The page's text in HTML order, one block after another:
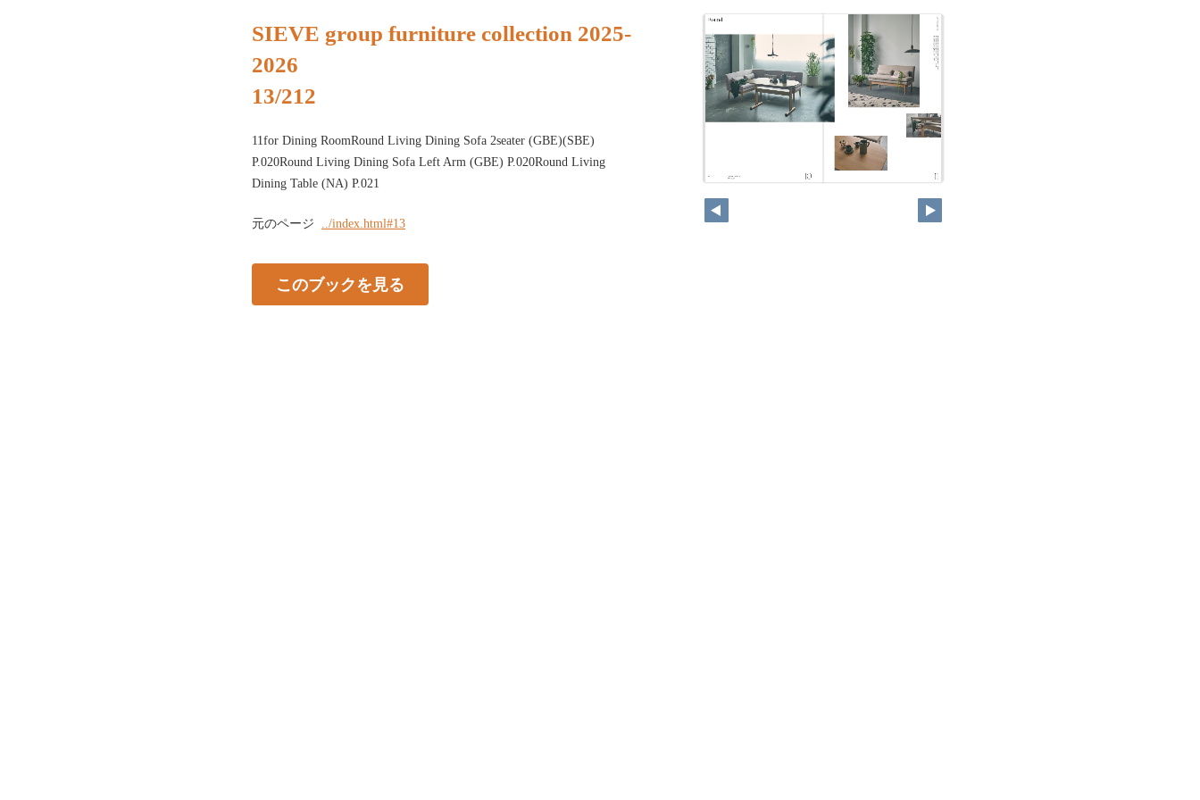
SIEVE group furniture collection 2025-
2026
13/212
11for Dining RoomRound Living Dining Sofa 2seater (GBE)(SBE)
P.020Round Living Dining Sofa Left Arm (GBE) P.020Round Living
Dining Table (NA) P.021
元のページ ../index.html#13
このブックを見る